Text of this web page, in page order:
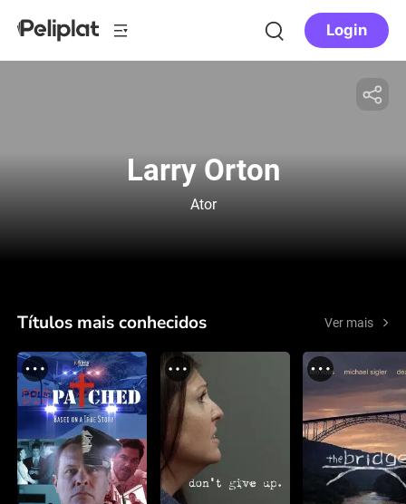
Login
Larry Orton
Ator
Títulos mais conhecidos Ver mais